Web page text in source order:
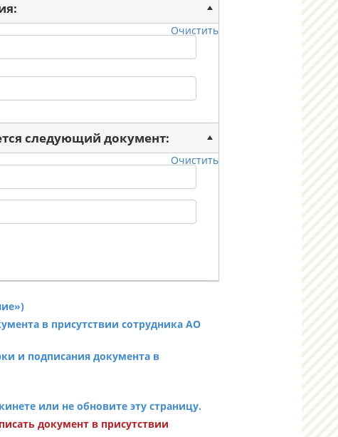
Очистить
следующий документ:
Очистить
в присутствии сотрудника АО
и подписания документа в
или не обновите эту страницу.
документ в присутствии